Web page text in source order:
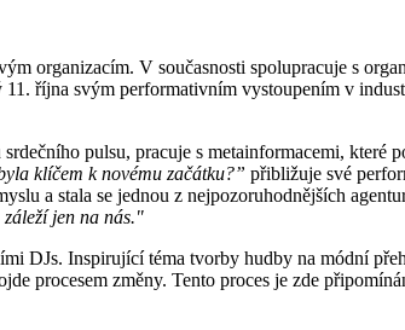
organizacím. V současnosti spolupracuje s
11. října svým performativním vystoupením v
pulsu, pracuje s metainformacemi, které
klíčem k novému začátku?” přibližuje své
a stala se jednou z nejpozoruhodnějších
jen na nás."
DJs. Inspirující téma tvorby hudby na módní
procesem změny. Tento proces je zde